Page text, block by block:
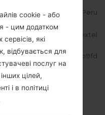
Peru
Nextel
cookie - або
- цим додатком
які
відбувається для
послуг на
цілей,
і в політиці